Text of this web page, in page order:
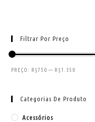
Filtrar Por Preço
PREÇO: R$750 — R$1.350
Categorias De Produto
Acessórios